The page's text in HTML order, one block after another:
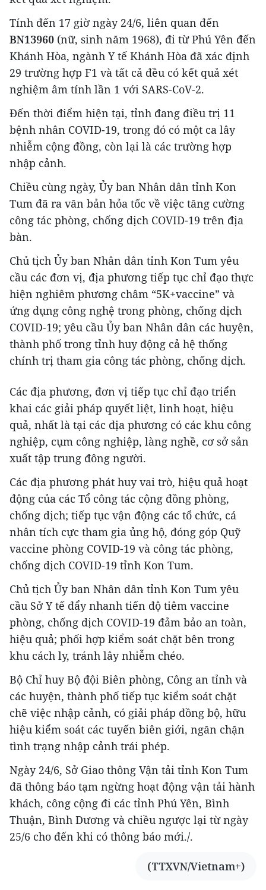
Tính đến 17 giờ ngày 24/6, liên quan đến
BN13960 (nữ, sinh năm 1968), đi từ Phú Yên đến
Khánh Hòa, ngành Y tế Khánh Hòa đã xác định
29 trường hợp F1 và tất cả đều có kết quả xét
nghiệm âm tính lần 1 với SARS-CoV-2.
Đến thời điểm hiện tại, tỉnh đang điều trị 11
bệnh nhân COVID-19, trong đó có một ca lây
nhiễm cộng đồng, còn lại là các trường hợp
nhập cảnh.
Chiều cùng ngày, Ủy ban Nhân dân tỉnh Kon
Tum đã ra văn bản hỏa tốc về việc tăng cường
công tác phòng, chống dịch COVID-19 trên địa
bàn.
Chủ tịch Ủy ban Nhân dân tỉnh Kon Tum yêu
cầu các đơn vị, địa phương tiếp tục chỉ đạo thực
hiện nghiêm phương châm “5K+vaccine” và
ứng dụng công nghệ trong phòng, chống dịch
COVID-19; yêu cầu Ủy ban Nhân dân các huyện,
thành phố trong tỉnh huy động cả hệ thống
chính trị tham gia công tác phòng, chống dịch.
Các địa phương, đơn vị tiếp tục chỉ đạo triển
khai các giải pháp quyết liệt, linh hoạt, hiệu
quả, nhất là tại các địa phương có các khu công
nghiệp, cụm công nghiệp, làng nghề, cơ sở sản
xuất tập trung đông người.
Các địa phương phát huy vai trò, hiệu quả hoạt
động của các Tổ công tác cộng đồng phòng,
chống dịch; tiếp tục vận động các tổ chức, cá
nhân tích cực tham gia ủng hộ, đóng góp Quỹ
vaccine phòng COVID-19 và công tác phòng,
chống dịch COVID-19 tỉnh Kon Tum.
Chủ tịch Ủy ban Nhân dân tỉnh Kon Tum yêu
cầu Sở Y tế đẩy nhanh tiến độ tiêm vaccine
phòng, chống dịch COVID-19 đảm bảo an toàn,
hiệu quả; phối hợp kiểm soát chặt bên trong
khu cách ly, tránh lây nhiễm chéo.
Bộ Chỉ huy Bộ đội Biên phòng, Công an tỉnh và
các huyện, thành phố tiếp tục kiểm soát chặt
chẽ việc nhập cảnh, có giải pháp đồng bộ, hữu
hiệu kiểm soát các tuyến biên giới, ngăn chặn
tình trạng nhập cảnh trái phép.
Ngày 24/6, Sở Giao thông Vận tải tỉnh Kon Tum
đã thông báo tạm ngừng hoạt động vận tải hành
khách, công cộng đi các tỉnh Phú Yên, Bình
Thuận, Bình Dương và chiều ngược lại từ ngày
25/6 cho đến khi có thông báo mới./.
(TTXVN/Vietnam+)